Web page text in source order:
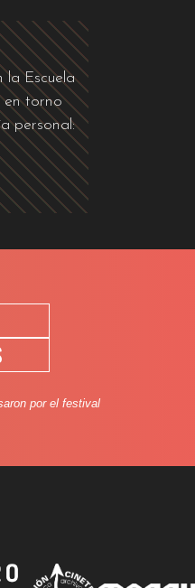
la Escuela
en torno
personal:
por el festival